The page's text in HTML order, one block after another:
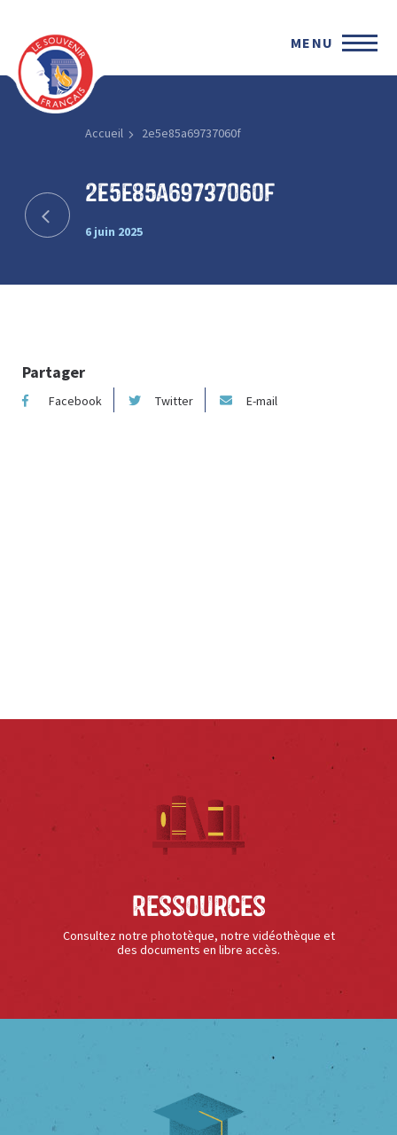
MENU
Accueil 2e5e85a69737060f
2e5e85a69737060f
6 juin 2025
Partager
Facebook Twitter E-mail
Ressources
Consultez notre phototèque, notre vidéothèque et
des documents en libre accès.